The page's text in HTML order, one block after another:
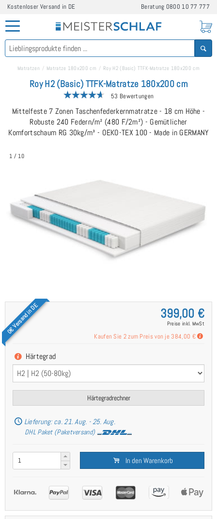
Kostenloser Versand in DE Beratung 0800 10 77 777
Matratzen Matratze 180x200 cm Roy H2 (Basic) TTFK-Matratze 180x200 cm
Roy H2 (Basic) TTFK-Matratze 180x200 cm
53 Bewertungen
Mittelfeste 7 Zonen Taschenfederkernmatratze - 18 cm Höhe -
Robuste 240 Federn/m² (480 F/2m²) - Gemütlicher
Komfortschaum RG 30kg/m³ - OEKO-TEX 100 - Made in GERMANY
1 / 10
0€ Versand in DE 399,00 €
Preise inkl. MwSt
Kaufen Sie 2 zum Preis von je 384,00 €
Härtegrad
Härtegradrechner
Lieferung: ca. 21. Aug. - 25. Aug.
DHL Paket (Paketversand)
In den Warenkorb